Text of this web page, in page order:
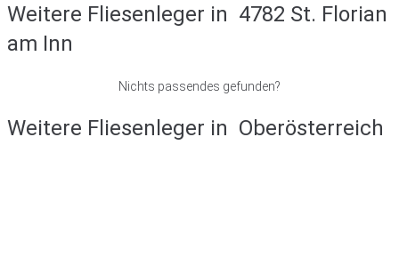
Weitere Fliesenleger in 4782 St. Florian
am Inn
Nichts passendes gefunden?
Weitere Fliesenleger in Oberösterreich